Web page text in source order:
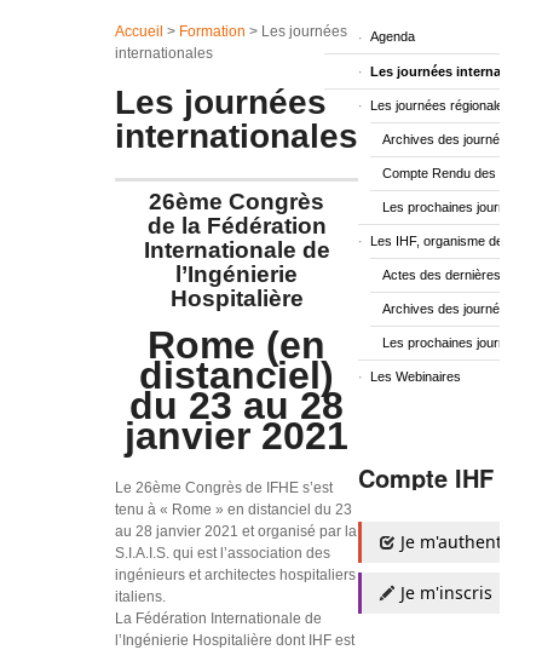
Accueil > Formation > Les journées
internationales
Les journées
internationales
26ème Congrès
de la Fédération
Internationale de
l’Ingénierie
Hospitalière
Rome (en
distanciel)
du 23 au 28
janvier 2021
Le 26ème Congrès de IFHE s’est
tenu à « Rome » en distanciel du 23
au 28 janvier 2021 et organisé par la
S.I.A.I.S. qui est l’association des
ingénieurs et architectes hospitaliers
italiens.
La Fédération Internationale de
l’Ingénierie Hospitalière dont IHF est
Agenda
Les journées
Les journées régionales
Archives des journées
Compte Rendu des
Les prochaines journées
Les IHF, organisme de
Actes des dernières
Archives des journées
Les prochaines journées
Les Webinaires
Compte IHF
Je m'authentifie
Je m'inscris